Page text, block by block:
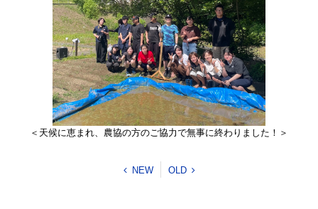
＜天候に恵まれ、農協の方のご協力で無事に終わりました！＞
NEW OLD